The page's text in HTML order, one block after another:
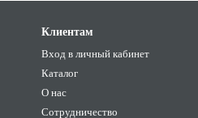
Клиентам
Вход в личный кабинет
Каталог
О нас
Сотрудничество